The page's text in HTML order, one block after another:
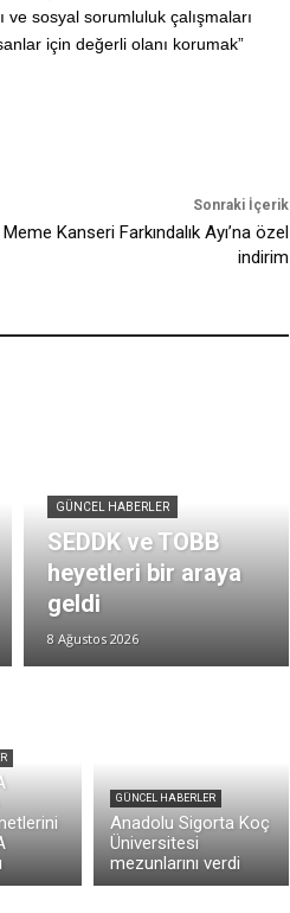
sosyal sorumluluk çalışmaları
için değerli olanı korumak”
Sonraki İçerik
Kanseri Farkındalık Ayı’na özel
indirim
GÜNCEL HABERLER
SEDDK ve TOBB
heyetleri bir araya
geldi
8 Ağustos 2026
GÜNCEL HABERLER
Anadolu Sigorta Koç
Üniversitesi
mezunlarını verdi